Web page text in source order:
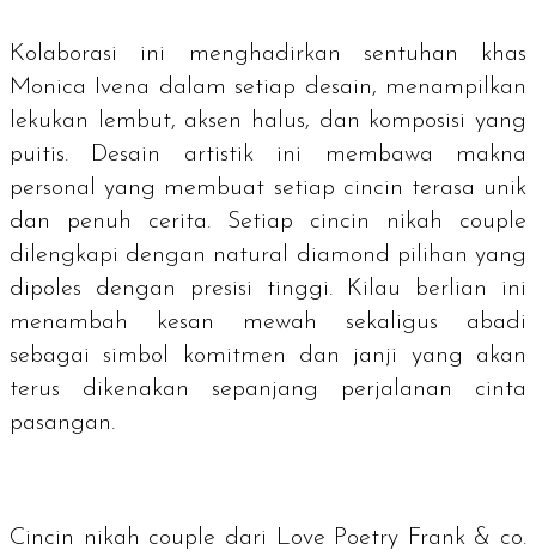
Kolaborasi ini menghadirkan sentuhan khas
Monica Ivena dalam setiap desain, menampilkan
lekukan lembut, aksen halus, dan komposisi yang
puitis. Desain artistik ini membawa makna
personal yang membuat setiap cincin terasa unik
dan penuh cerita. Setiap cincin nikah couple
dilengkapi dengan natural diamond pilihan yang
dipoles dengan presisi tinggi. Kilau berlian ini
menambah kesan mewah sekaligus abadi
sebagai simbol komitmen dan janji yang akan
terus dikenakan sepanjang perjalanan cinta
pasangan.
Cincin nikah couple dari Love Poetry Frank & co.